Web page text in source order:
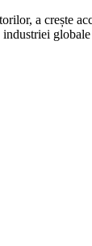
a crește